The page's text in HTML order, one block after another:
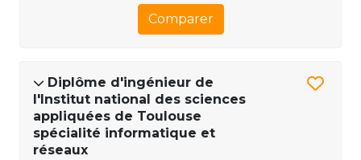
Comparer
Diplôme d'ingénieur de
l'Institut national des sciences
appliquées de Toulouse
spécialité informatique et
réseaux